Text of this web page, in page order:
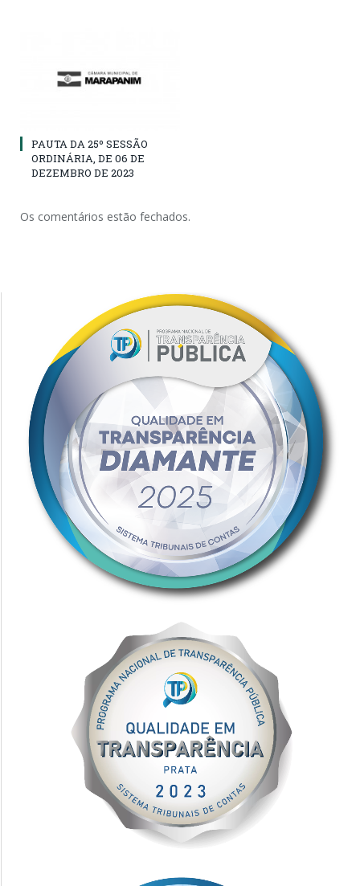
PAUTA DA 25º SESSÃO
ORDINÁRIA, DE 06 DE
DEZEMBRO DE 2023
Os comentários estão fechados.